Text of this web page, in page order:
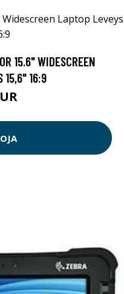
15.6" WIDESCREEN
15,6" 16:9